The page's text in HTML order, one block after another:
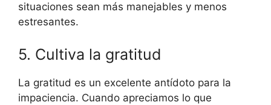
situaciones sean más manejables y menos
estresantes.
5. Cultiva la gratitud
La gratitud es un excelente antídoto para la
impaciencia. Cuando apreciamos lo que